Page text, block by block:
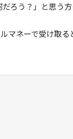
ろう？」と思う
マネーで受け取